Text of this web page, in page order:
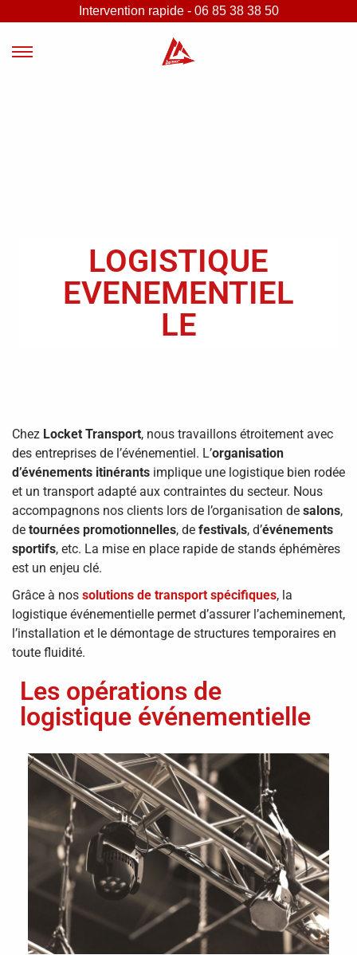
Intervention rapide - 06 85 38 38 50
LOGISTIQUE
EVENEMENTIEL
LE
Chez Locket Transport, nous travaillons étroitement avec
des entreprises de l’événementiel. L’organisation
d’événements itinérants implique une logistique bien rodée
et un transport adapté aux contraintes du secteur. Nous
accompagnons nos clients lors de l’organisation de salons,
de tournées promotionnelles, de festivals, d’événements
sportifs, etc. La mise en place rapide de stands éphémères
est un enjeu clé.
Grâce à nos solutions de transport spécifiques, la
logistique événementielle permet d’assurer l’acheminement,
l’installation et le démontage de structures temporaires en
toute fluidité.
Les opérations de
logistique événementielle